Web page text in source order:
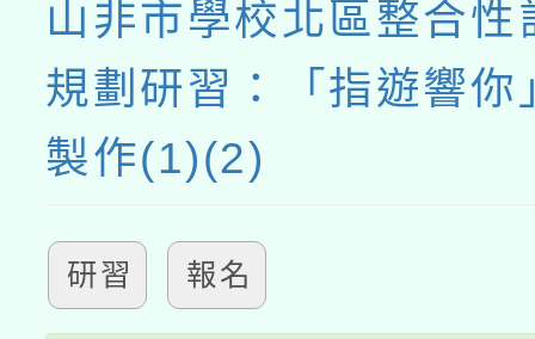
山非市學校北區整合性
規劃研習：「指遊響你
製作(1)(2)
研習 報名